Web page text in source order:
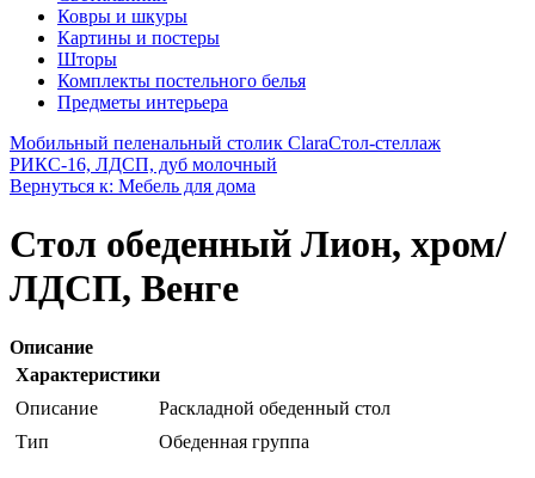
Ковры и шкуры
Картины и постеры
Шторы
Комплекты постельного белья
Предметы интерьера
Мобильный пеленальный столик ClaraСтол-стеллаж
РИКС-16, ЛДСП, дуб молочный
Вернуться к: Мебель для дома
Стол обеденный Лион, хром/
ЛДСП, Венге
Описание
Характеристики
Описание
Раскладной обеденный стол
Тип
Обеденная группа